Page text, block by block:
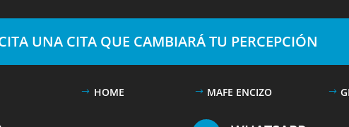
UNA CITA QUE CAMBIARÁ TU PERCEPCIÓN
HOME MAFE ENCIZO